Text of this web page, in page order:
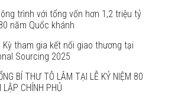
trình với tổng vốn hơn 1,2 triệu tỷ
năm Quốc khánh
Kỳ tham gia kết nối giao thương tại
Sourcing 2025
BÍ THƯ TÔ LÂM TẠI LỄ KỶ NIỆM 80
LẬP CHÍNH PHỦ